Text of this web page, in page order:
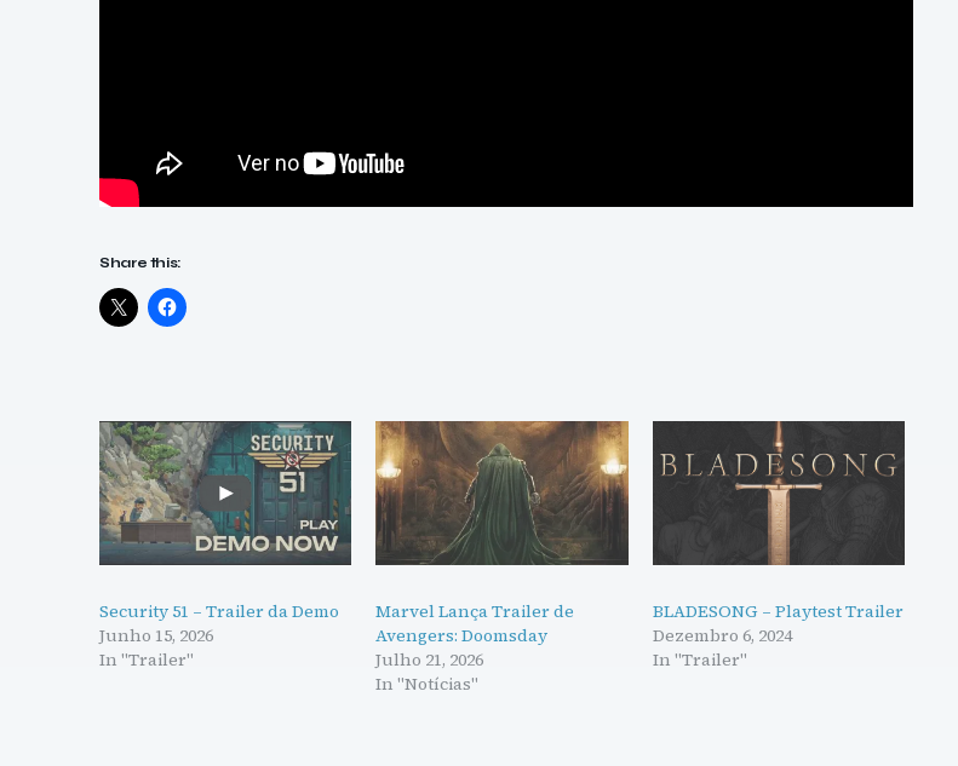
Share this:
Security 51 – Trailer da Demo
Junho 15, 2026
In "Trailer"
Marvel Lança Trailer de
Avengers: Doomsday
Julho 21, 2026
In "Notícias"
BLADESONG – Playtest Trailer
Dezembro 6, 2024
In "Trailer"